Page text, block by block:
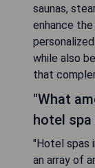
saunas,
enhance
while also
that
"What
hotel spa
"Hotel spas
an array of